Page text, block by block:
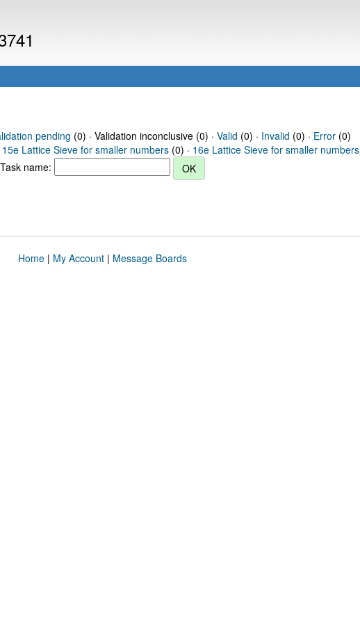
pending (0) · Validation inconclusive (0) · Valid (0) · Invalid (0) · Error(0)
15e Lattice Sieve for smaller numbers (0) · 16e Lattice Sieve for smaller numbers
Task name:
Home| My Account| Message Boards